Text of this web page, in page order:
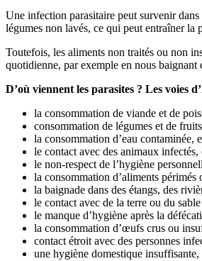
Une infection parasitaire peut survenir dans
légumes non lavés, ce qui peut entraîner la
Toutefois, les aliments non traités ou non
quotidienne, par exemple en nous baignant
D’où viennent les parasites ? Les voies
la consommation de viande et de
consommation de légumes et de
la consommation d’eau contaminée,
le contact avec des animaux
le non-respect de l’hygiène
la consommation d’aliments périmés
la baignade dans des étangs, des
le contact avec de la terre ou du
le manque d’hygiène après la
la consommation d’œufs crus ou
contact étroit avec des personnes
une hygiène domestique